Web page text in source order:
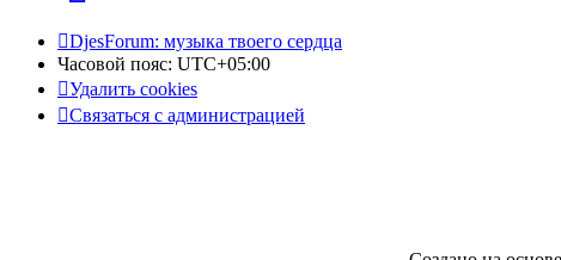
DjesForum: музыка твоего сердца
Часовой пояс: UTC+05:00
Удалить cookies
Связаться с администрацией